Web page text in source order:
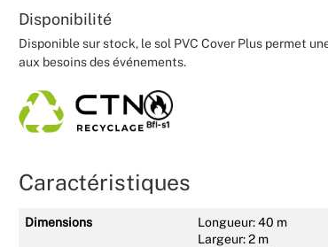
Disponibilité
Disponible sur stock, le sol PVC Cover Plus permet
aux besoins des événements.
Caractéristiques
Dimensions
Longueur: 40 m
Largeur: 2 m